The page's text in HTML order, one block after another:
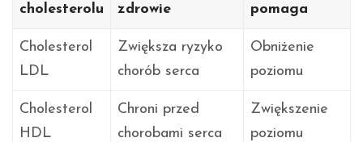
cholesterolu
zdrowie
pomaga
Cholesterol
LDL
Zwiększa ryzyko
chorób serca
Obniżenie
poziomu
Cholesterol
HDL
Chroni przed
chorobami serca
Zwiększenie
poziomu